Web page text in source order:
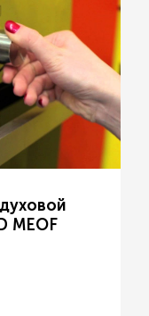
MEOF